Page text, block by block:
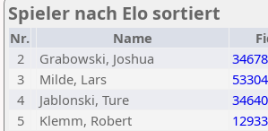
Spieler nach Elo sortiert
Nr. Name
2
Grabowski, Joshua
3
Milde, Lars
4
Jablonski, Ture
5
Klemm, Robert